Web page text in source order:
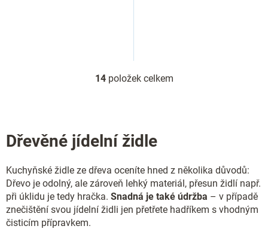
O
a
p
r
v
k
14položek celkem
Dřevěné jídelní židle
Kuchyňské židle ze dřeva oceníte hned z několika důvodů:
Dřevo je odolný, ale zároveň lehký materiál, přesun židlí např.
při úklidu je tedy hračka. Snadná je také údržba – v případě
znečištění svou jídelní židli jen přetřete hadříkem s vhodným
čisticím přípravkem.